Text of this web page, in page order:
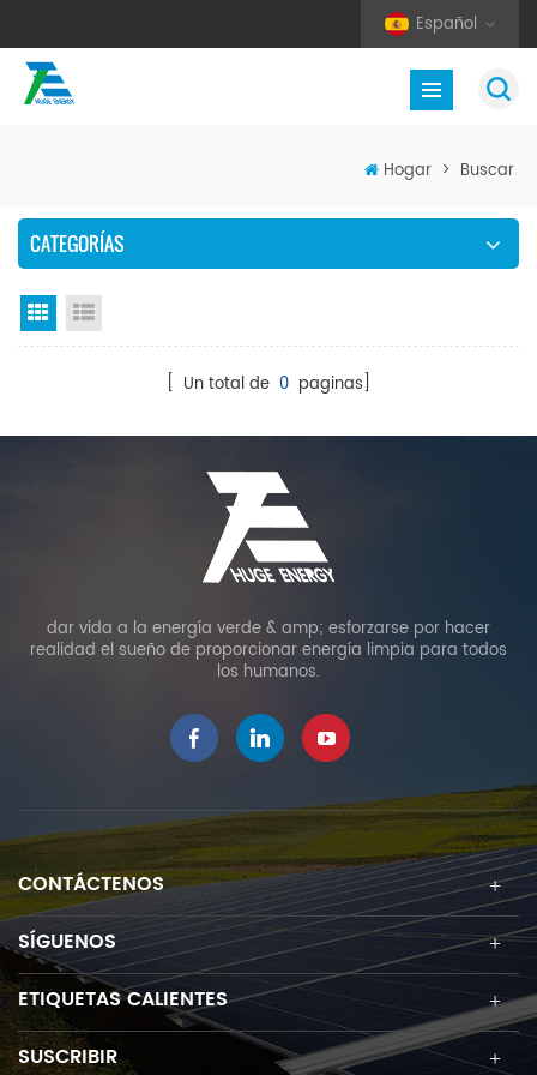
Español
Hogar > Buscar
CATEGORÍAS
Vista en cuadrícula
[ Un total de 0 paginas]
dar vida a la energía verde & amp; esforzarse por hacer
realidad el sueño de proporcionar energía limpia para todos
los humanos.
CONTÁCTENOS
SÍGUENOS
ETIQUETAS CALIENTES
SUSCRIBIR